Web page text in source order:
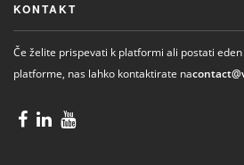
KONTAKT
Če želite prispevati k platformi ali postati
platforme, nas lahko kontaktirate na